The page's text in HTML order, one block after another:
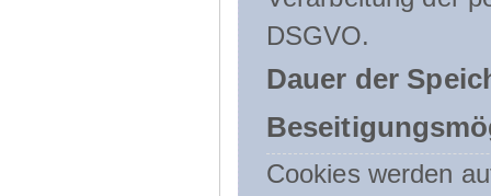
DSGVO.
Dauer der
Cookies werden